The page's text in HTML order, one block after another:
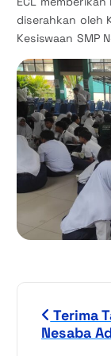
diserahkan oleh
Kesiswaan SMP
Terima
Nesaba